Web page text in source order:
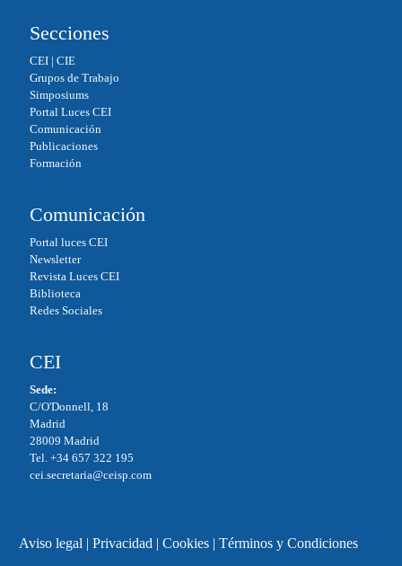
Secciones
CEI| CIE
Grupos de Trabajo
Simposiums
Portal Luces CEI
Comunicación
Publicaciones
Formación
Comunicación
Portal luces CEI
Newsletter
Revista Luces CEI
Biblioteca
Redes Sociales
CEI
Sede:
C/O'Donnell, 18
Madrid
28009 Madrid
Tel. +34 657 322 195
cei.secretaria@ceisp.com
Aviso legal | Privacidad | Cookies| Términos y Condiciones